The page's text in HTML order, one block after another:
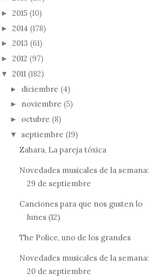
► 2015 (10)
► 2014 (178)
► 2013 (61)
► 2012 (97)
▼ 2011 (182)
► diciembre (4)
► noviembre (5)
► octubre (8)
▼ septiembre (19)
Zahara, La pareja tóxica
Novedades musicales de la semana:
29 de septiembre
Canciones para que nos gusten lo
lunes (12)
The Police, uno de los grandes
Novedades musicales de la semana:
20 de septiembre